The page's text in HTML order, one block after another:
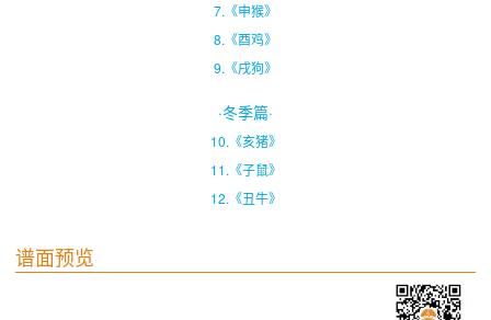
7.《申猴》
8.《酉鸡》
9.《戌狗》
·冬季篇·
10.《亥猪》
11.《子鼠》
12.《丑牛》
谱面预览